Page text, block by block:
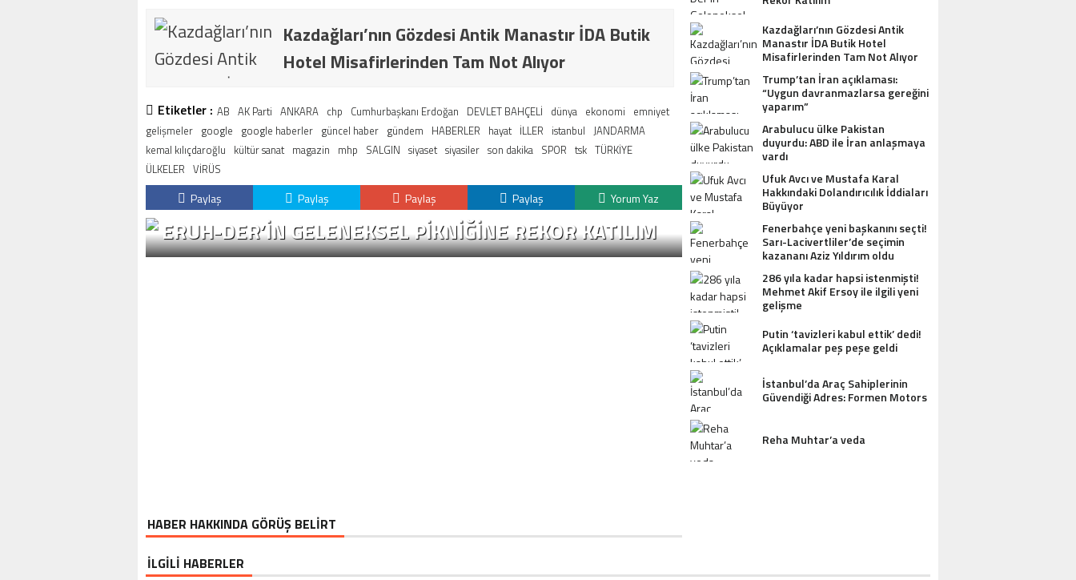
Kazdağları’nın Gözdesi Antik Manastır İDA Butik
Hotel Misafirlerinden Tam Not Alıyor
Etiketler : AB AK Parti ANKARA chp Cumhurbaşkanı Erdoğan DEVLET BAHÇELİ dünya ekonomi emniyet
gelişmeler google google haberler güncel haber gündem HABERLER hayat İLLER istanbul JANDARMA
kemal kılıçdaroğlu kültür sanat magazin mhp SALGIN siyaset siyasiler son dakika SPOR tsk TÜRKİYE
ÜLKELER VİRÜS
Paylaş Paylaş Paylaş Paylaş Yorum Yaz
ERUH-DER’IN GELENEKSEL PIKNIĞINE REKOR KATILIM
KAZDAĞLARI’NIN GÖZDESI ANTIK
HOTEL MISAFIRLERINDEN TAM NOT
HABER HAKKINDA GÖRÜŞ BELİRT
Kazdağları’nın Gözdesi Antik
Manastır İDA Butik Hotel
Misafirlerinden Tam Not Alıyor
Trump’tan İran açıklaması:
“Uygun davranmazlarsa gereğini
yaparım”
Arabulucu ülke Pakistan
duyurdu: ABD ile İran anlaşmaya
vardı
Ufuk Avcı ve Mustafa Karal
Hakkındaki Dolandırıcılık İddiaları
Büyüyor
Fenerbahçe yeni başkanını seçti!
Sarı-Lacivertliler’de seçimin
kazananı Aziz Yıldırım oldu
286 yıla kadar hapsi istenmişti!
Mehmet Akif Ersoy ile ilgili yeni
gelişme
Putin ‘tavizleri kabul ettik’ dedi!
Açıklamalar peş peşe geldi
İstanbul’da Araç Sahiplerinin
Güvendiği Adres: Formen Motors
Reha Muhtar’a veda
İLGİLİ HABERLER